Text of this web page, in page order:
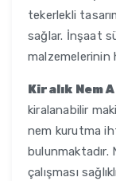
tekerlekli
sağlar. İnşaat
malzemelerinin
Kiralık Nem
kiralanabilir
nem kurutma
bulunmaktadır.
çalışması